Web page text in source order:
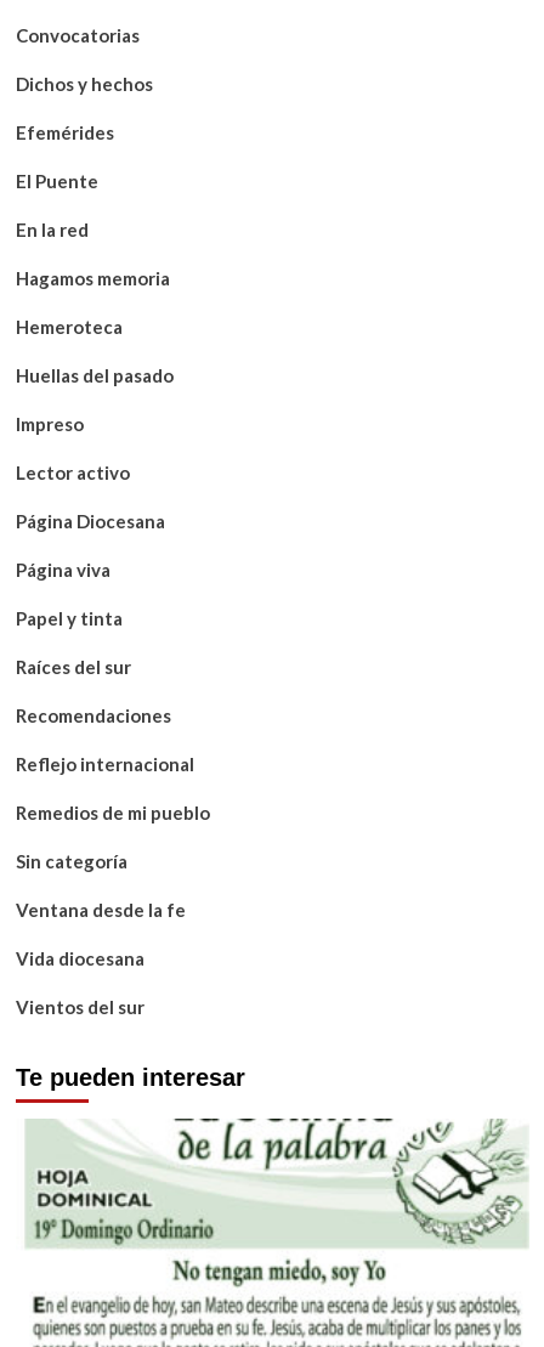
Convocatorias
Dichos y hechos
Efemérides
El Puente
En la red
Hagamos memoria
Hemeroteca
Huellas del pasado
Impreso
Lector activo
Página Diocesana
Página viva
Papel y tinta
Raíces del sur
Recomendaciones
Reflejo internacional
Remedios de mi pueblo
Sin categoría
Ventana desde la fe
Vida diocesana
Vientos del sur
Te pueden interesar